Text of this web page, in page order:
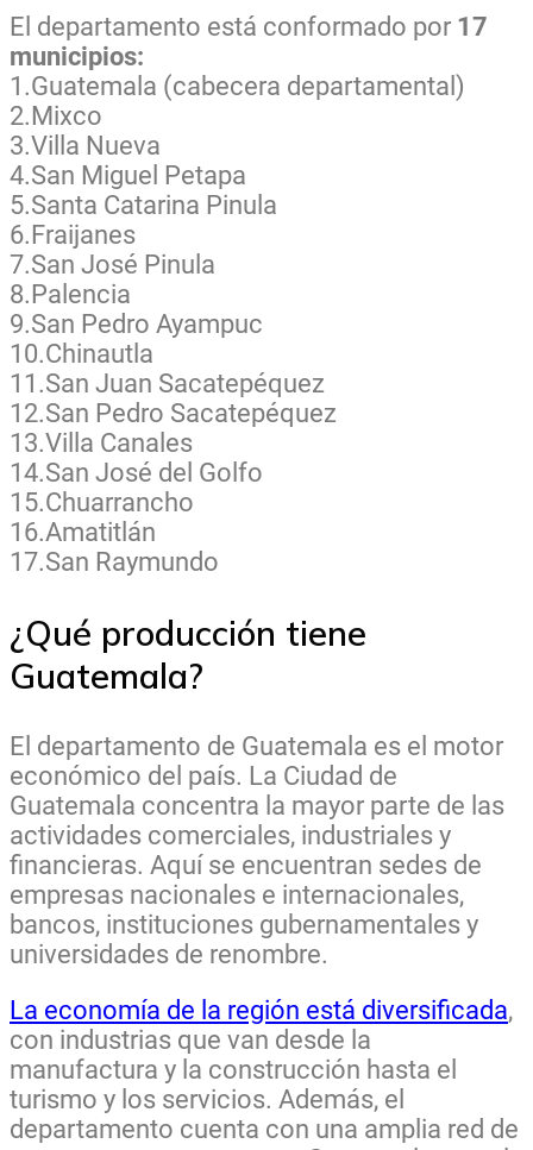
El departamento está conformado por 17
municipios:
1.Guatemala (cabecera departamental)
2.Mixco
3.Villa Nueva
4.San Miguel Petapa
5.Santa Catarina Pinula
6.Fraijanes
7.San José Pinula
8.Palencia
9.San Pedro Ayampuc
10.Chinautla
11.San Juan Sacatepéquez
12.San Pedro Sacatepéquez
13.Villa Canales
14.San José del Golfo
15.Chuarrancho
16.Amatitlán
17.San Raymundo
¿Qué producción tiene
Guatemala?
El departamento de Guatemala es el motor
económico del país. La Ciudad de
Guatemala concentra la mayor parte de las
actividades comerciales, industriales y
financieras. Aquí se encuentran sedes de
empresas nacionales e internacionales,
bancos, instituciones gubernamentales y
universidades de renombre.
La economía de la región está diversificada,
con industrias que van desde la
manufactura y la construcción hasta el
turismo y los servicios. Además, el
departamento cuenta con una amplia red de